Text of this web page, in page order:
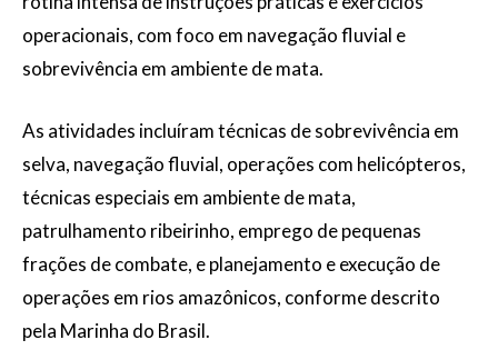
operacionais, com foco em navegação fluvial e
sobrevivência em ambiente de mata.
As atividades incluíram técnicas de sobrevivência em
selva, navegação fluvial, operações com helicópteros,
técnicas especiais em ambiente de mata,
patrulhamento ribeirinho, emprego de pequenas
frações de combate, e planejamento e execução de
operações em rios amazônicos, conforme descrito
pela Marinha do Brasil.